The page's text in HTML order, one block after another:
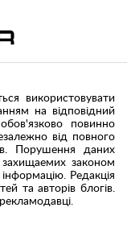
використовувати
на відповідний
повинно
від повного
Порушення даних
законом
інформацію. Редакція
та авторів блогів.